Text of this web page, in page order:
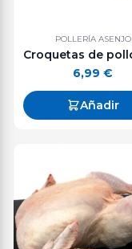
POLLERÍA ASENJO
6,99 €
Añadir